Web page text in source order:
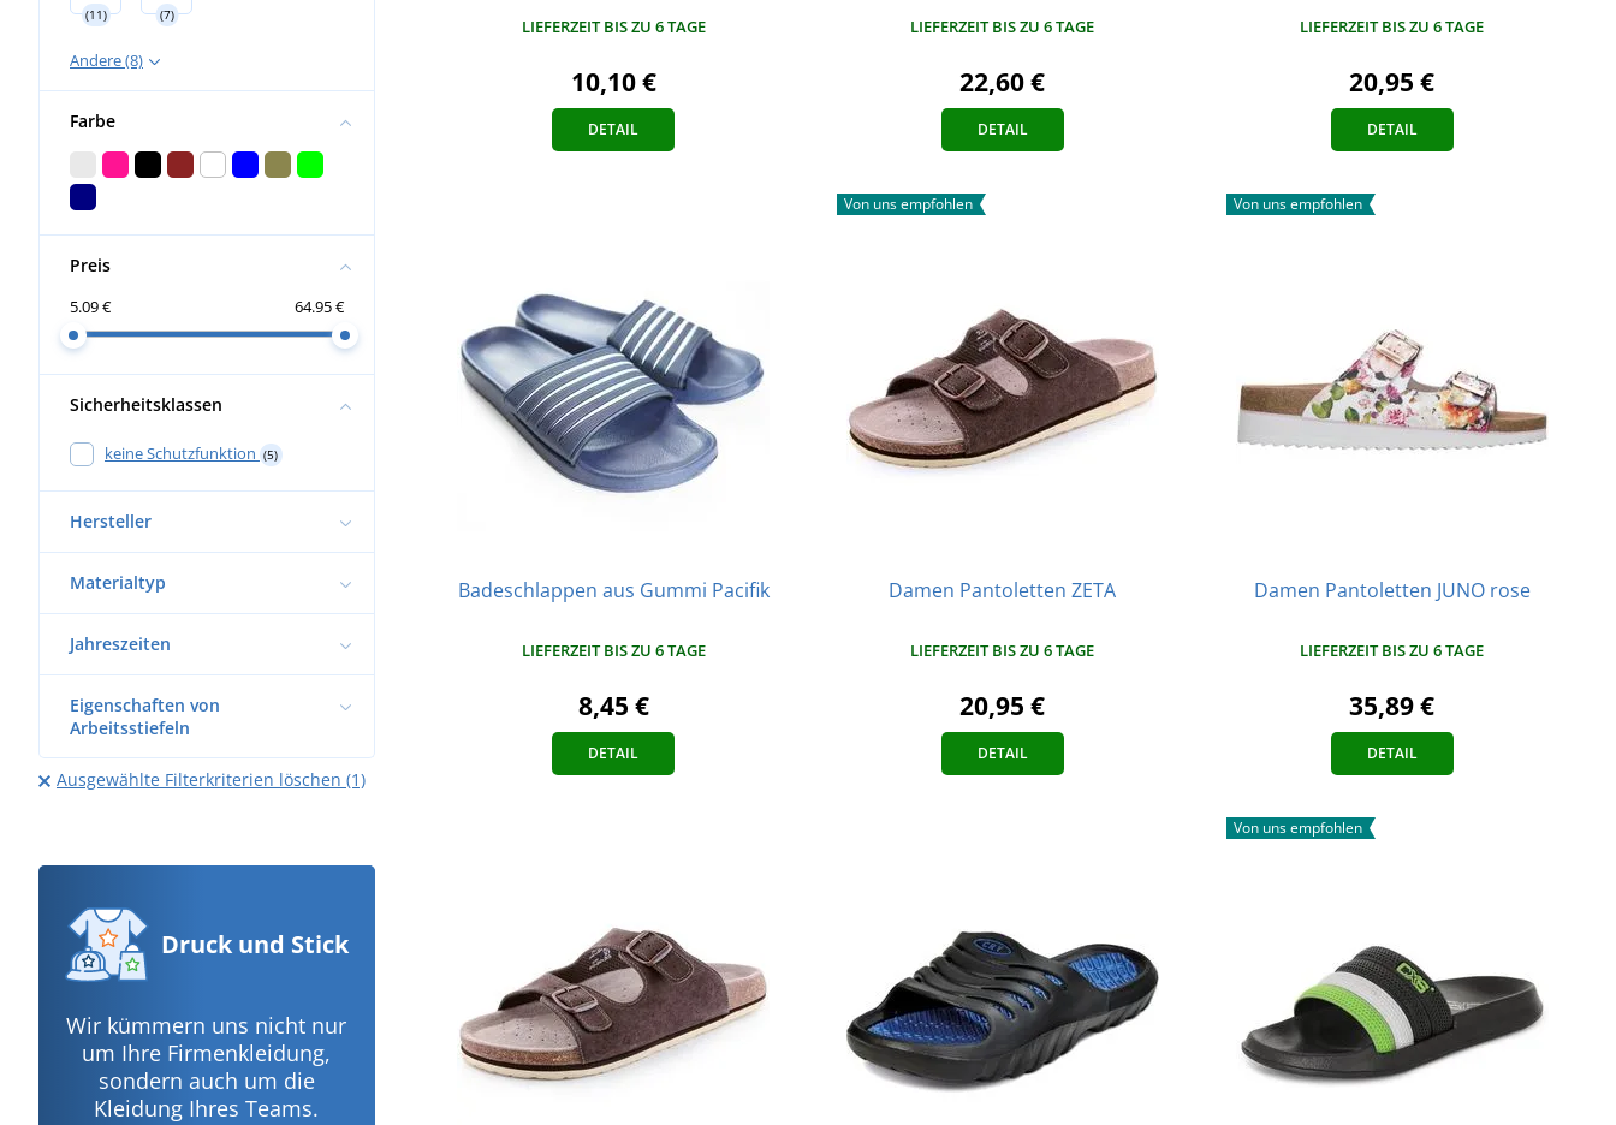
(11) (7)
Andere (8)
Farbe
Preis
5.09 € 64.95 €
Sicherheitsklassen
keine Schutzfunktion (5)
Hersteller
Materialtyp
Jahreszeiten
Eigenschaften von
Arbeitsstiefeln
Ausgewählte Filterkriterien löschen (1)
Druck und Stick
Wir kümmern uns nicht nur
um Ihre Firmenkleidung,
sondern auch um die
Kleidung Ihres Teams.
LIEFERZEIT BIS ZU 6 TAGE
10,10 €
DETAIL
LIEFERZEIT BIS ZU 6 TAGE
22,60 €
DETAIL
LIEFERZEIT BIS ZU 6 TAGE
20,95 €
DETAIL
Badeschlappen aus Gummi Pacifik
LIEFERZEIT BIS ZU 6 TAGE
8,45 €
DETAIL
Von uns empfohlen
Damen Pantoletten ZETA
LIEFERZEIT BIS ZU 6 TAGE
20,95 €
DETAIL
Von uns empfohlen
Damen Pantoletten JUNO rose
LIEFERZEIT BIS ZU 6 TAGE
35,89 €
DETAIL
Von uns empfohlen